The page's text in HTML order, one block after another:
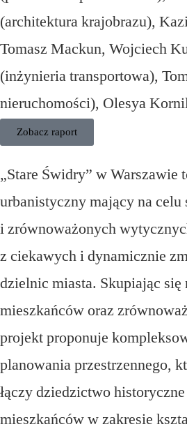
(architektura krajobrazu),
Tomasz Mackun, Wojciech
(inżynieria transportowa),
nieruchomości), Olesya
Zobacz raport
„Stare Świdry” w Warszawie
urbanistyczny mający na
i zrównoważonych
z ciekawych i dynamicznie
dzielnic miasta. Skupiając się
mieszkańców oraz
projekt proponuje
planowania przestrzennego,
łączy dziedzictwo
mieszkańców w zakresie